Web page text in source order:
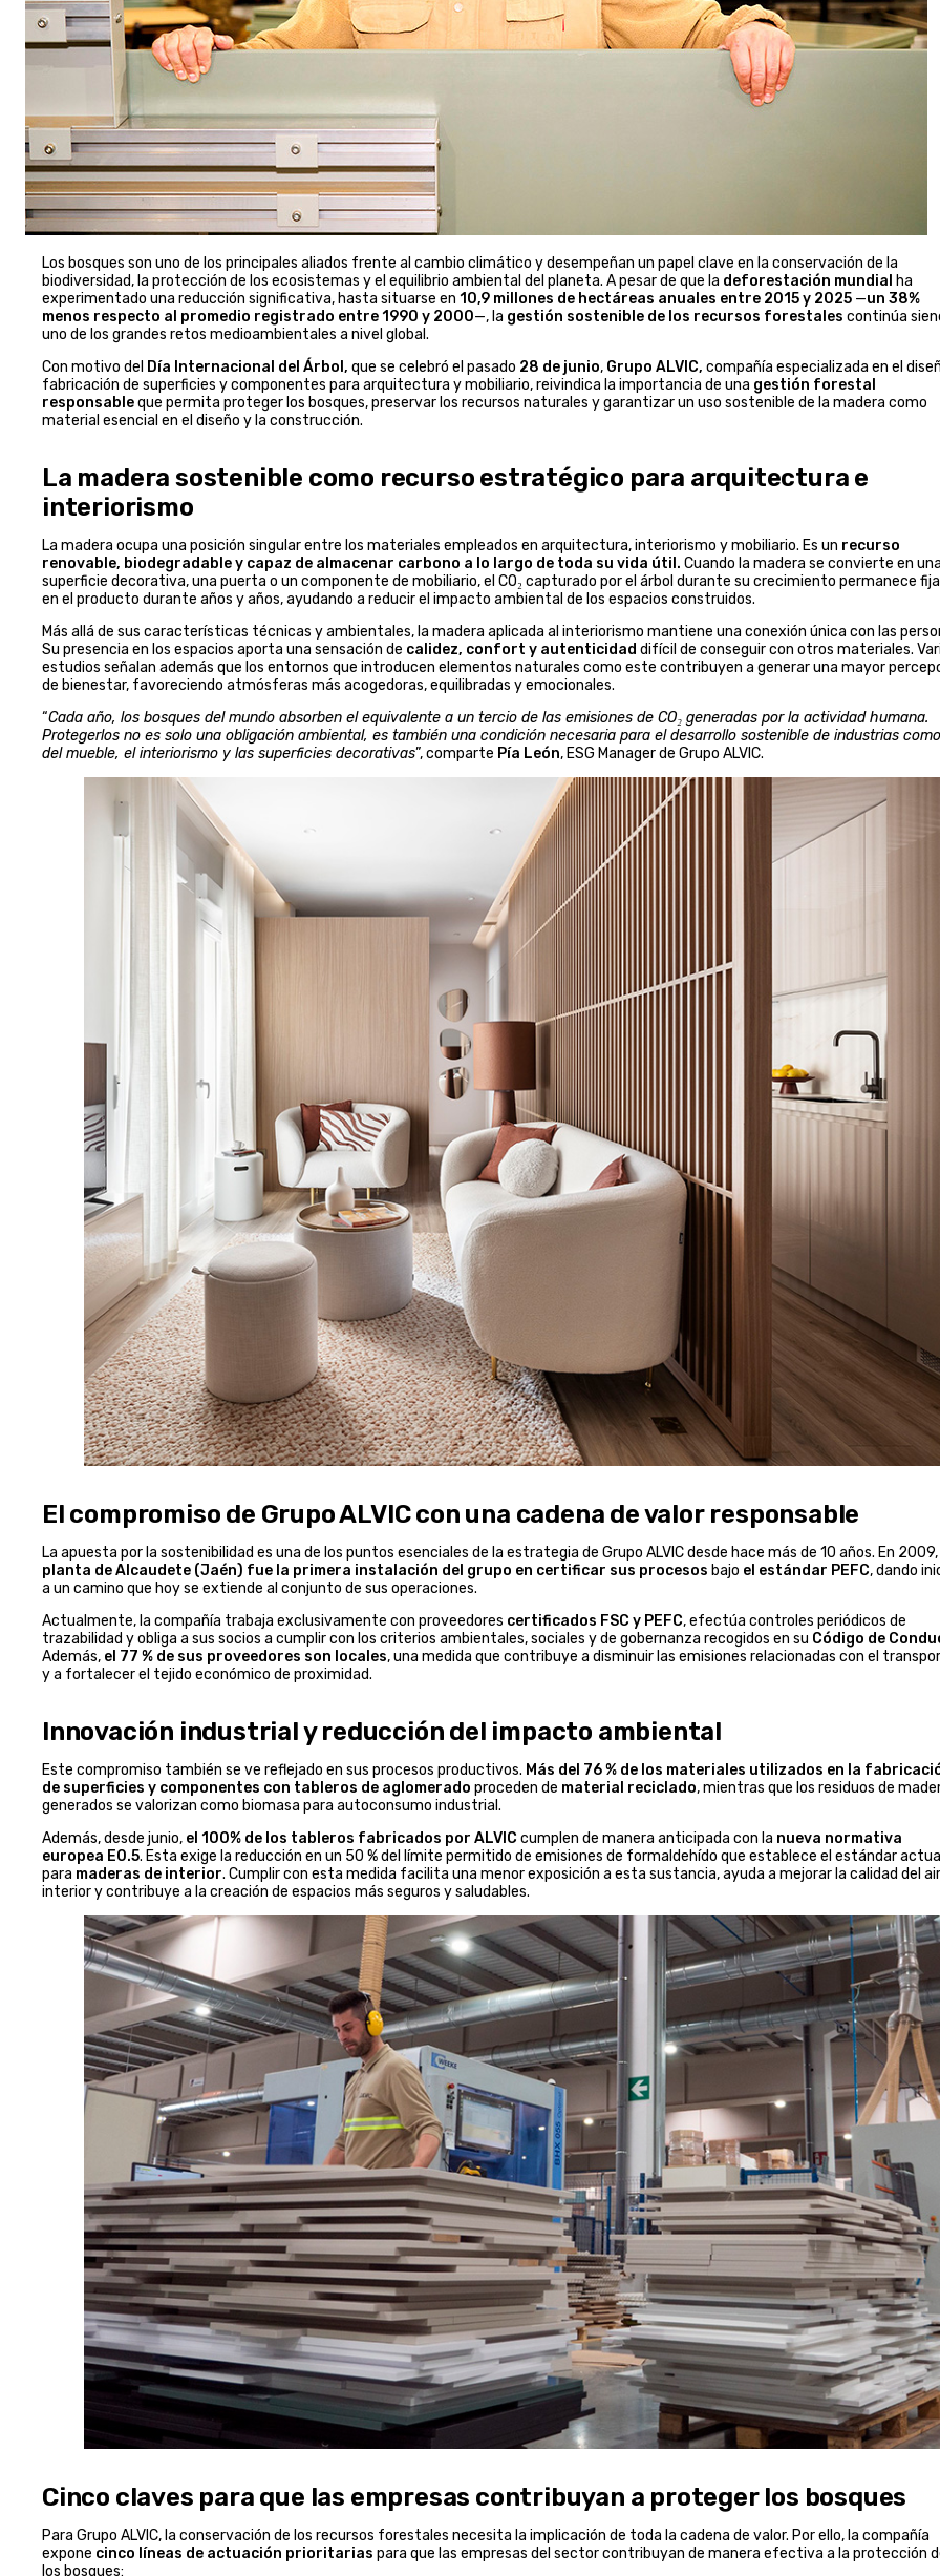
Los bosques son uno de los principales aliados frente al cambio climático y desempeñan un papel clave en la conservación de la
biodiversidad, la protección de los ecosistemas y el equilibrio ambiental del planeta. A pesar de que la deforestación mundial ha
experimentado una reducción significativa, hasta situarse en 10,9 millones de hectáreas anuales entre 2015 y 2025 —un 38%
menos respecto al promedio registrado entre 1990 y 2000—, la gestión sostenible de los recursos forestales continúa
uno de los grandes retos medioambientales a nivel global.
Con motivo del Día Internacional del Árbol, que se celebró el pasado 28 de junio, Grupo ALVIC, compañía especializada en el
fabricación de superficies y componentes para arquitectura y mobiliario, reivindica la importancia de una gestión forestal
responsableque permita proteger los bosques, preservar los recursos naturales y garantizar un uso sostenible de la madera como
material esencial en el diseño y la construcción.
La madera sostenible como recurso estratégico para arquitectura e
interiorismo
La madera ocupa una posición singular entre los materiales empleados en arquitectura, interiorismo y mobiliario. Es un recurso
renovable, biodegradable y capaz de almacenar carbono a lo largo de toda su vida útil. Cuando la madera se convierte en
superficie decorativa, una puerta o un componente de mobiliario, el CO₂ capturado por el árbol durante su crecimiento permanece
en el producto durante años y años, ayudando a reducir el impacto ambiental de los espacios construidos.
Más allá de sus características técnicas y ambientales, la madera aplicada al interiorismo mantiene una conexión única con las
Su presencia en los espacios aporta una sensación de calidez, confort y autenticidad difícil de conseguir con otros materiales.
estudios señalan además que los entornos que introducen elementos naturales como este contribuyen a generar una mayor
de bienestar, favoreciendo atmósferas más acogedoras, equilibradas y emocionales.
“Cada año, los bosques del mundo absorben el equivalente a un tercio de las emisiones de CO₂ generadas por la actividad humana.
Protegerlos no es solo una obligación ambiental, es también una condición necesaria para el desarrollo sostenible de industrias
del mueble, el interiorismo y las superficies decorativas”, comparte Pía León, ESG Manager de Grupo ALVIC.
El compromiso de Grupo ALVIC con una cadena de valor responsable
La apuesta por la sostenibilidad es una de los puntos esenciales de la estrategia de Grupo ALVIC desde hace más de 10 años. En 2009,
planta de Alcaudete (Jaén) fue la primera instalación del grupo en certificar sus procesos bajo el estándar PEFC, dando
a un camino que hoy se extiende al conjunto de sus operaciones.
Actualmente, la compañía trabaja exclusivamente con proveedores certificados FSC y PEFC, efectúa controles periódicos de
trazabilidad y obliga a sus socios a cumplir con los criterios ambientales, sociales y de gobernanza recogidos en su Código de
Además, el 77 % de sus proveedores son locales, una medida que contribuye a disminuir las emisiones relacionadas con el
y a fortalecer el tejido económico de proximidad.
Innovación industrial y reducción del impacto ambiental
Este compromiso también se ve reflejado en sus procesos productivos. Más del 76 % de los materiales utilizados en la
de superficies y componentes con tableros de aglomerado proceden de material reciclado, mientras que los residuos de
generados se valorizan como biomasa para autoconsumo industrial.
Además, desde junio, el 100% de los tableros fabricados por ALVIC cumplen de manera anticipada con la nueva normativa
europea E0.5. Esta exige la reducción en un 50 % del límite permitido de emisiones de formaldehído que establece el estándar
para maderas de interior. Cumplir con esta medida facilita una menor exposición a esta sustancia, ayuda a mejorar la calidad del
interior y contribuye a la creación de espacios más seguros y saludables.
Cinco claves para que las empresas contribuyan a proteger los bosques
Para Grupo ALVIC, la conservación de los recursos forestales necesita la implicación de toda la cadena de valor. Por ello, la compañía
expone cinco líneas de actuación prioritarias para que las empresas del sector contribuyan de manera efectiva a la protección
los bosques: